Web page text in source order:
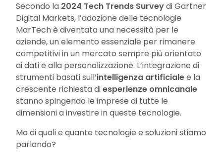
Secondo la 2024 Tech Trends Surveydi Gartner
Digital Markets, l’adozione delle tecnologie
MarTech è diventata una necessità per le
aziende, un elemento essenziale per rimanere
competitivi in un mercato sempre più orientato
ai dati e alla personalizzazione. L’integrazione di
strumenti basati sull’intelligenza artificialee la
crescente richiesta diesperienze omnicanale
stanno spingendo le imprese di tutte le
dimensioni a investire in queste tecnologie.
Ma di quali e quante tecnologie e soluzioni stiamo
parlando?